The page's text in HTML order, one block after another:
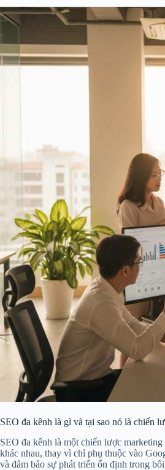
SEO đa kênh là gì và tại sao nó là chiến
SEO đa kênh là một chiến lược
khác nhau, thay vì chỉ phụ thuộc vào
và đảm bảo sự phát triển ổn định trong